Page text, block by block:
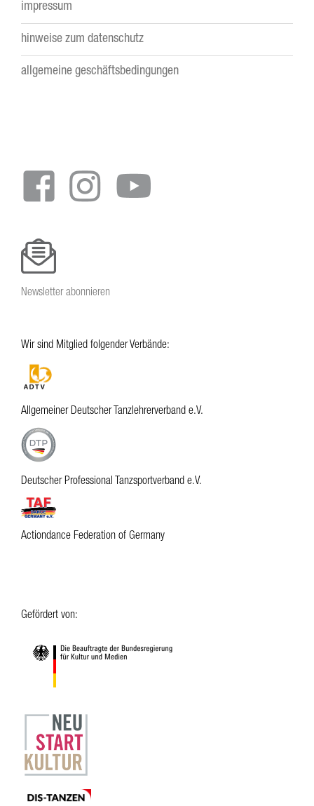
Footer
menu
impressum
hinweise zum datenschutz
allgemeine geschäftsbedingungen
Newsletter abonnieren
Wir sind Mitglied folgender Verbände:
Allgemeiner Deutscher Tanzlehrerverband e.V.
Deutscher Professional Tanzsportverband e.V.
Actiondance Federation of Germany
Gefördert von: